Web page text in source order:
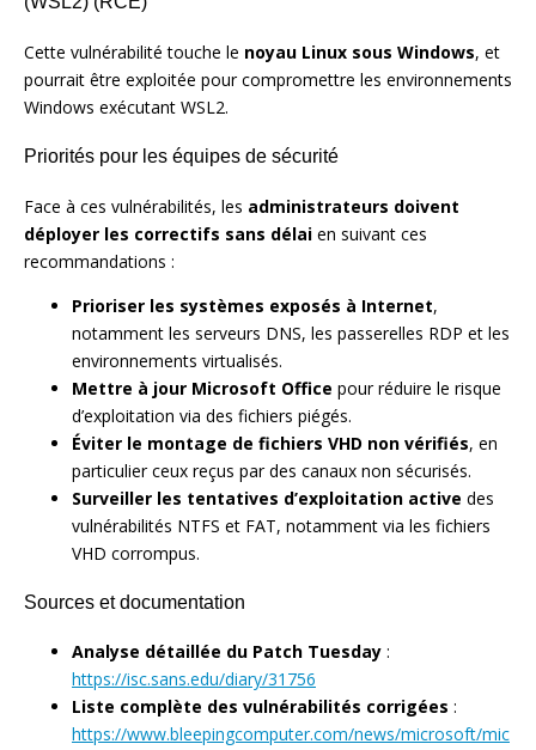
Cette vulnérabilité touche le noyau Linux sous Windows, et
pourrait être exploitée pour compromettre les environnements
Windows exécutant WSL2.
Priorités pour les équipes de sécurité
Face à ces vulnérabilités, les administrateurs doivent
déployer les correctifs sans délai en suivant ces
recommandations :
Prioriser les systèmes exposés à Internet,
notamment les serveurs DNS, les passerelles RDP et les
environnements virtualisés.
Mettre à jour Microsoft Office pour réduire le risque
d’exploitation via des fichiers piégés.
Éviter le montage de fichiers VHD non vérifiés, en
particulier ceux reçus par des canaux non sécurisés.
Surveiller les tentatives d’exploitation active des
vulnérabilités NTFS et FAT, notamment via les fichiers
VHD corrompus.
Sources et documentation
Analyse détaillée du Patch Tuesday :
https://isc.sans.edu/diary/31756
Liste complète des vulnérabilités corrigées :
https://www.bleepingcomputer.com/news/microsoft/mic